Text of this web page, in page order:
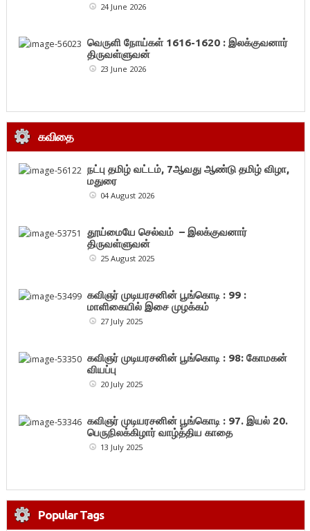
24 June 2026
வெருளி நோய்கள் 1616-1620 : இலக்குவனார்
திருவள்ளுவன்
23 June 2026
கவிதை
நட்பு தமிழ் வட்டம், 7ஆவது ஆண்டு தமிழ் விழா,
மதுரை
04 August 2026
தூய்மையே செல்வம் – இலக்குவனார்
திருவள்ளுவன்
25 August 2025
கவிஞர் முடியரசனின் பூங்கொடி : 99 :
மாளிகையில் இசை முழக்கம்
27 July 2025
கவிஞர் முடியரசனின் பூங்கொடி : 98: கோமகன்
வியப்பு
20 July 2025
கவிஞர் முடியரசனின் பூங்கொடி : 97. இயல் 20.
பெருநிலக்கிழார் வாழ்த்திய காதை
13 July 2025
Popular Tags